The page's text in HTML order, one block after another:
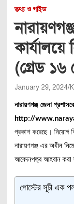
তথ্য ও গাইড
(গ্রেড ১৬
January 29, 2024
নারায়ণগঞ্জ জেলা
http://
প্রকাশ করেছে। নিয়োগ
নারায়ণগঞ্জ এর অধীন
আবেদনপত্র আহবান করা
পোস্টের সূচী এক